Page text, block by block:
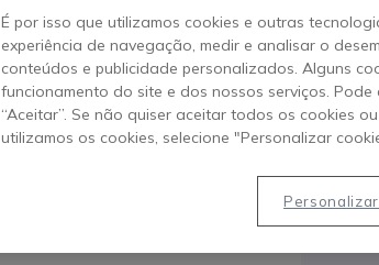
É por isso que utilizamos cookies e outras
experiência de navegação, medir e analisar o
conteúdos e publicidade personalizados. Alguns
funcionamento do site e dos nossos serviços.
“Aceitar”. Se não quiser aceitar todos os cookies
utilizamos os cookies, selecione "Personalizar